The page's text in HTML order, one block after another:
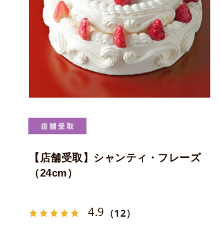
【店舗受取】シャンティ・フレーズ
（24cm）
4.9 （12）